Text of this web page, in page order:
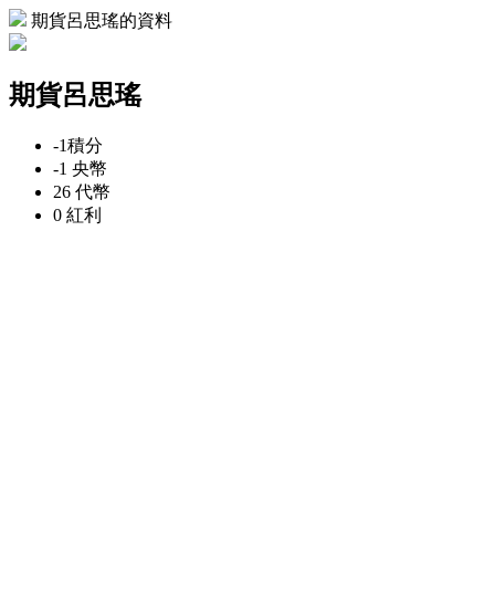
期貨呂思瑤的資料
期貨呂思瑤
-1積分
-1 央幣
26 代幣
0 紅利